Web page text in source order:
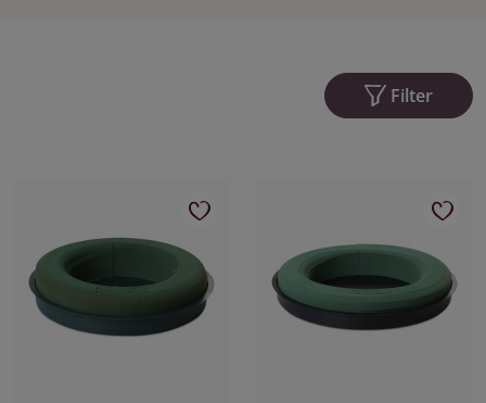
Filter